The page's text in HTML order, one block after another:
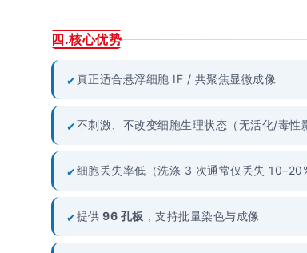
四.核心优势
✔真正适合悬浮细胞 IF / 共聚焦显微成像
✔不刺激、不改变细胞生理状态（无活化/毒性
✔细胞丢失率低（洗涤 3 次通常仅丢失
✔提供 96 孔板 ，支持批量染色与成像